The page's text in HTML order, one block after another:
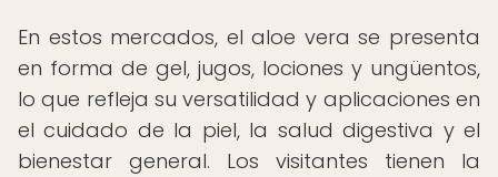
En estos mercados, el aloe vera se presenta
en forma de gel, jugos, lociones y ungüentos,
lo que refleja su versatilidad y aplicaciones en
el cuidado de la piel, la salud digestiva y el
bienestar general. Los visitantes tienen la